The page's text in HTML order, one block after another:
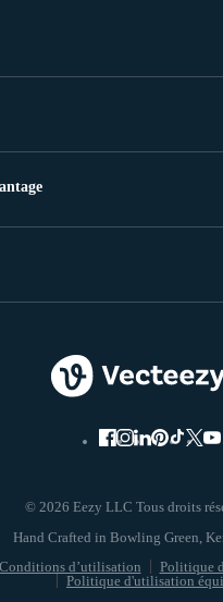
© 2026 Eezy LLC Tous droits
Conditions d’utilisation
Politique
Politique d'utilisation